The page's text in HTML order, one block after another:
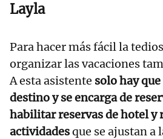
Layla
Para hacer más fácil la
organizar las vacaciones
A esta asistente solo hay
destino y se encarga de
habilitar reservas de hotel y
actividadesque se ajustan a